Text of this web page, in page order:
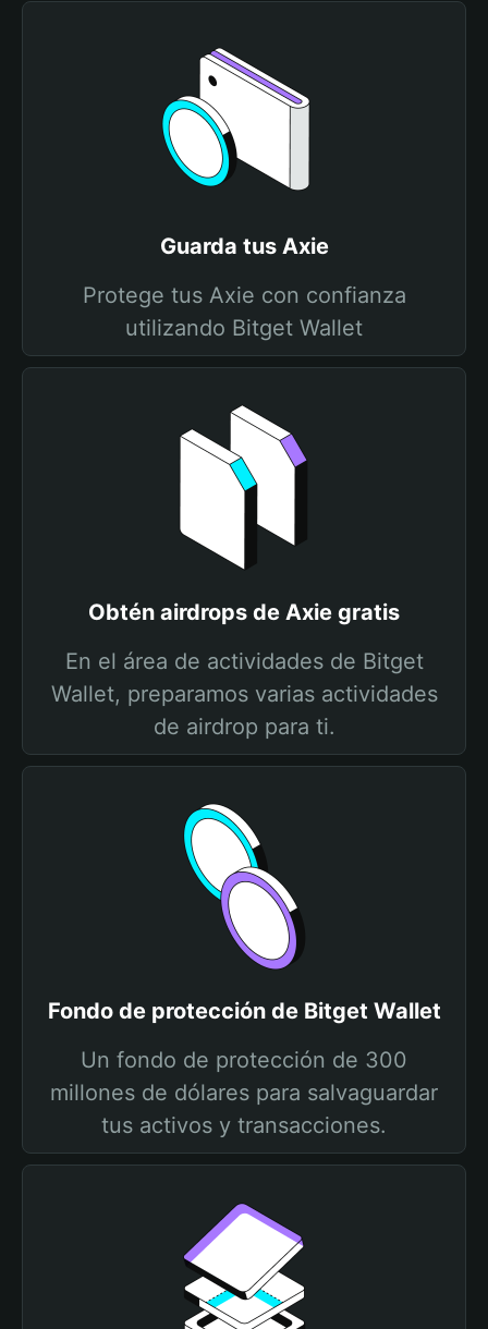
Guarda tus Axie
Protege tus Axie con confianza
utilizando Bitget Wallet
Obtén airdrops de Axie gratis
En el área de actividades de Bitget
Wallet, preparamos varias actividades
de airdrop para ti.
Fondo de protección de Bitget Wallet
Un fondo de protección de 300
millones de dólares para salvaguardar
tus activos y transacciones.